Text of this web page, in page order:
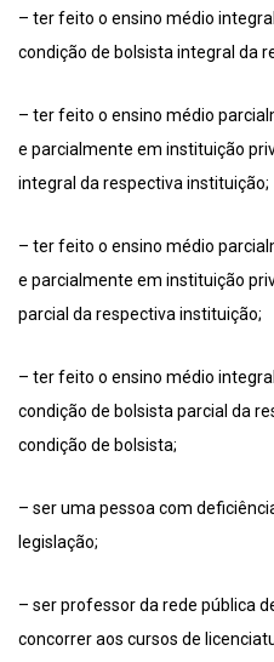
– ter feito o ensino médio
condição de bolsista integral da
– ter feito o ensino médio
e parcialmente em instituição
integral da respectiva instituição;
– ter feito o ensino médio
e parcialmente em instituição
parcial da respectiva instituição;
– ter feito o ensino médio
condição de bolsista parcial da
condição de bolsista;
– ser uma pessoa com
legislação;
– ser professor da rede pública
concorrer aos cursos de